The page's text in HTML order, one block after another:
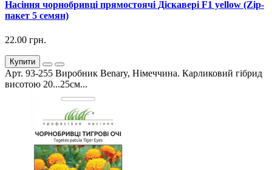
Насіння чорнобривці прямостоячі Діскавері F1 yellow (Zip-
пакет 5 семян)
22.00 грн.
Купити
Арт. 93-255 Виробник Benary, Німеччина. Карликовий гібрид
висотою 20...25см...